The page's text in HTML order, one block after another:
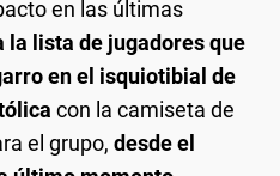
en las últimas
la lista de jugadores que
en el isquiotibial de
con la camiseta de
el grupo, desde el